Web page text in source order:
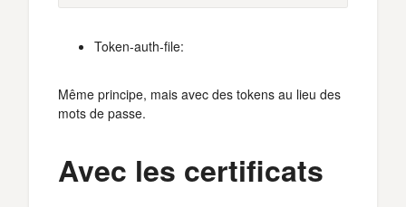
Token-auth-file:
Même principe, mais avec des tokens au lieu des
mots de passe.
Avec les certificats